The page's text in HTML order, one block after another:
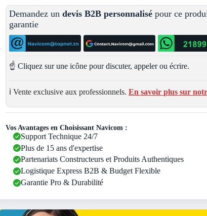
Demandez undevis B2B personnalisé pour ce
garantie
☝️ Cliquez sur une icône pour discuter, appeler ou écrire.
ℹ️ Vente exclusive aux professionnels.En savoir plus sur
Vos Avantages en Choisissant Navicom :
Support Technique 24/7
Plus de 15 ans d'expertise
Partenariats Constructeurs et Produits Authentiques
Logistique Express B2B & Budget Flexible
Garantie Pro & Durabilité